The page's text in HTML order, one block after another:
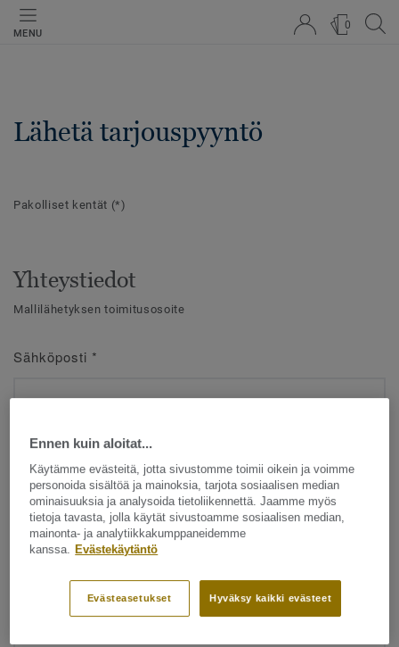
MENU
0
Lähetä tarjouspyyntö
Pakolliset kentät (*)
Yhteystiedot
Mallilähetyksen toimitusosoite
Sähköposti *
Etunimi*
Sukunimi*
Ennen kuin aloitat...
Käytämme evästeitä, jotta sivustomme toimii oikein ja voimme
personoida sisältöä ja mainoksia, tarjota sosiaalisen median
ominaisuuksia ja analysoida tietoliikennettä. Jaamme myös
tietoja tavasta, jolla käytät sivustoamme sosiaalisen median,
mainonta- ja analytiikkakumppaneidemme
kanssa.
Evästekäytäntö
Hyväksy kaikki evästeet
Evästeasetukset